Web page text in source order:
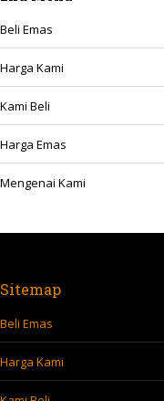
Beli Emas
Harga Kami
Kami Beli
Harga Emas
Mengenai Kami
Sitemap
Beli Emas
Harga Kami